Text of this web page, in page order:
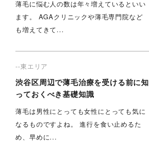
薄毛に悩む人の数は年々増えているといい
ます。 AGAクリニックや薄毛専門院など
も増えてきて...
--東エリア
渋谷区周辺で薄毛治療を受ける前に知
っておくべき基礎知識
薄毛は男性にとっても女性にとっても気に
なるものですよね。 進行を食い止めるた
め、早めに...